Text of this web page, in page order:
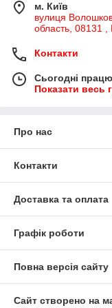
м. Київ
вулиця
область, 08131 ,
Контакти
Сьогодні
Показати весь
Про нас
Контакти
Доставка та оплата
Графік роботи
Повна версія сайту
Сайт створено на